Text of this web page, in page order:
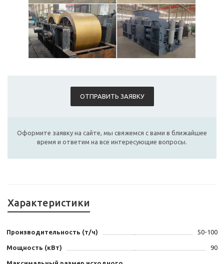
ОТПРАВИТЬ ЗАЯВКУ
Оформите заявку на сайте, мы свяжемся с вами в ближайшее
время и ответим на все интересующие вопросы.
Характеристики
Производительность (т/ч) 50-100
Мощность (кВт) 90